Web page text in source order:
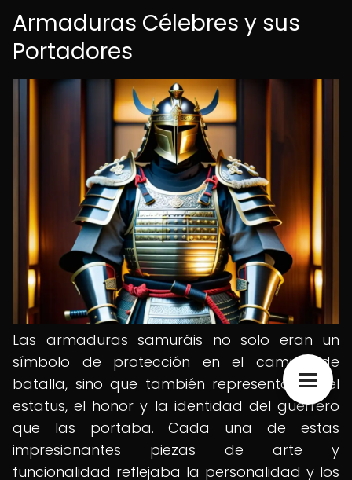
Armaduras Célebres y sus
Portadores
Las armaduras samuráis no solo eran un
símbolo de protección en el campo de
batalla, sino que también representaban el
estatus, el honor y la identidad del guerrero
que las portaba. Cada una de estas
impresionantes piezas de arte y
funcionalidad reflejaba la personalidad y los